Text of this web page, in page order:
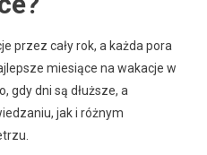
przez cały rok, a każda pora
miesiące na wakacje w
gdy dni są dłuższe, a
jak i różnym